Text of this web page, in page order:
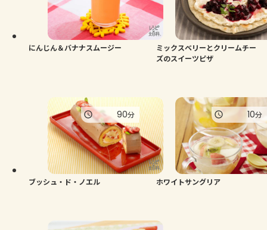
にんじん＆バナナスムージー
ミックスベリーとクリームチー
ズのスイーツピザ
ブッシュ・ド・ノエル
90分
ホワイトサングリア
10分